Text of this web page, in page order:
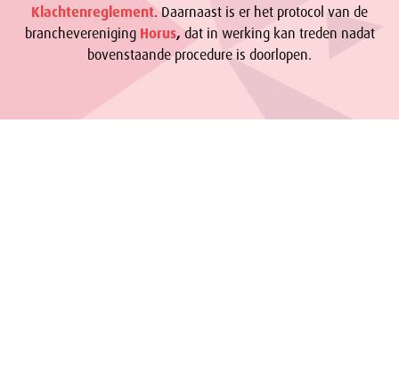
Klachtenreglement. Daarnaast is er het protocol van de
branchevereniging Horus, dat in werking kan treden nadat
bovenstaande procedure is doorlopen.